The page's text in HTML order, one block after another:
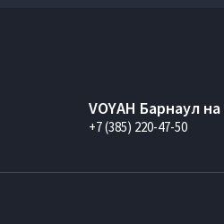
VOYAH Барнаул
+7 (385) 220-47-50